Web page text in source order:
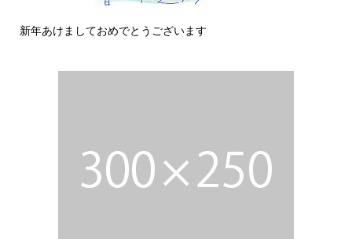
新年あけましておめでとうございます